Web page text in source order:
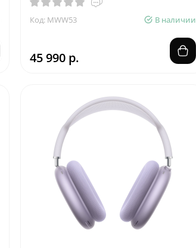
Код: MWW53 В наличии
45 990 р.